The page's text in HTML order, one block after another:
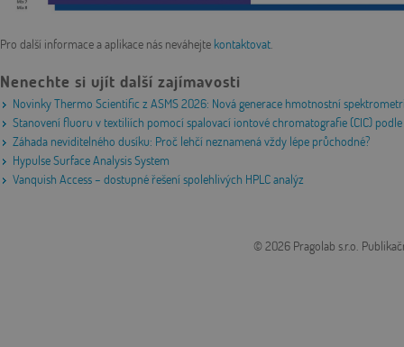
Pro další informace a aplikace nás neváhejte kontaktovat
Nenechte si ujít další zajímavosti
Novinky Thermo Scientific z ASMS 2026: Nová generace hmotnostní
Stanovení fluoru v textiliích pomocí spalovací iontové chromatografie (CIC)
Záhada neviditelného dusíku: Proč lehčí neznamená vždy lépe průchodné?
Hypulse Surface Analysis System
Vanquish Access – dostupné řešení spolehlivých HPLC analýz
© 2026 Pragolab s.r.o.